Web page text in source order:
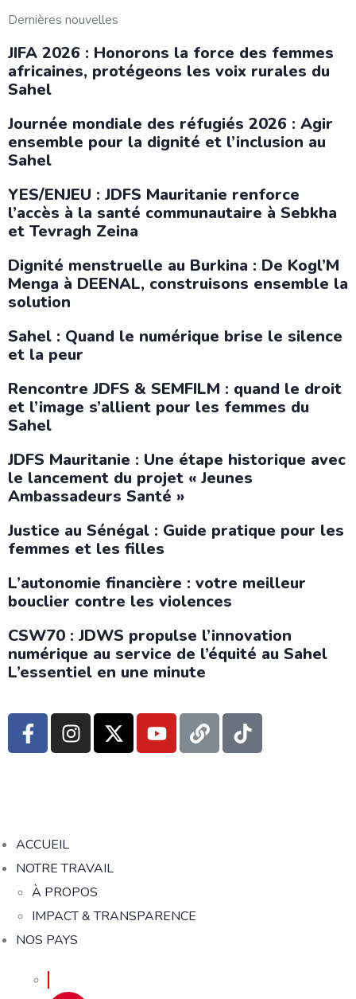
Dernières nouvelles
JIFA 2026 : Honorons la force des femmes
africaines, protégeons les voix rurales du
Sahel
Journée mondiale des réfugiés 2026 : Agir
ensemble pour la dignité et l’inclusion au
Sahel
YES/ENJEU : JDFS Mauritanie renforce
l’accès à la santé communautaire à Sebkha
et Tevragh Zeina
Dignité menstruelle au Burkina : De Kogl’M
Menga à DEENAL, construisons ensemble la
solution
Sahel : Quand le numérique brise le silence
et la peur
Rencontre JDFS & SEMFILM : quand le droit
et l’image s’allient pour les femmes du
Sahel
JDFS Mauritanie : Une étape historique avec
le lancement du projet « Jeunes
Ambassadeurs Santé »
Justice au Sénégal : Guide pratique pour les
femmes et les filles
L’autonomie financière : votre meilleur
bouclier contre les violences
CSW70 : JDWS propulse l’innovation
numérique au service de l’équité au Sahel
L’essentiel en une minute
ACCUEIL
NOTRE TRAVAIL
À PROPOS
IMPACT & TRANSPARENCE
NOS PAYS